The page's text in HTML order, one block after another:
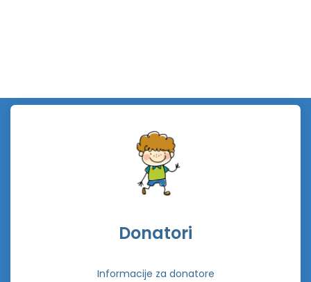
Donatori
Informacije za donatore